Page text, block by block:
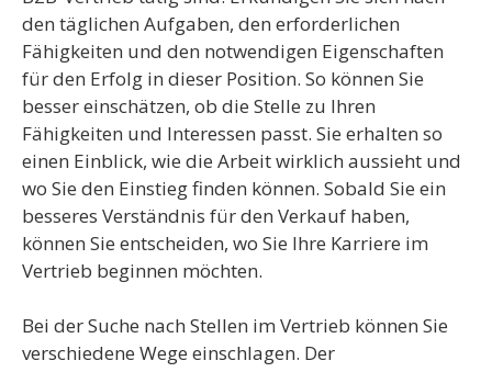
den täglichen Aufgaben, den erforderlichen
Fähigkeiten und den notwendigen Eigenschaften
für den Erfolg in dieser Position. So können Sie
besser einschätzen, ob die Stelle zu Ihren
Fähigkeiten und Interessen passt. Sie erhalten so
einen Einblick, wie die Arbeit wirklich aussieht und
wo Sie den Einstieg finden können. Sobald Sie ein
besseres Verständnis für den Verkauf haben,
können Sie entscheiden, wo Sie Ihre Karriere im
Vertrieb beginnen möchten.
Bei der Suche nach Stellen im Vertrieb können Sie
verschiedene Wege einschlagen. Der